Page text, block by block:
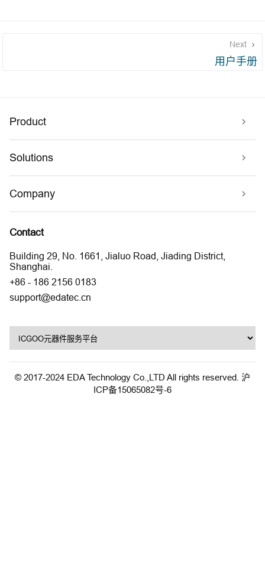
Next
用户手册
Product
Solutions
Company
Contact
Building 29, No. 1661, Jialuo Road, Jiading District,
Shanghai.
+86 - 186 2156 0183
support@edatec.cn
© 2017-2024 EDA Technology Co.,LTD All rights reserved. 沪
ICP备15065082号-6